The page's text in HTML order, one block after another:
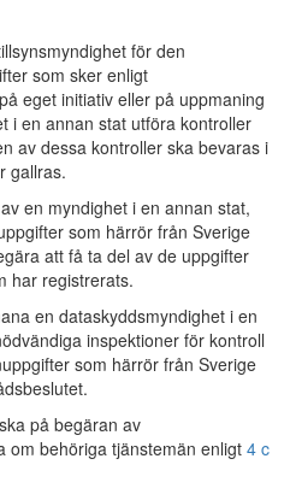
för den
som sker enligt
eget initiativ eller på uppmaning
i en annan stat utföra kontroller
av dessa kontroller ska bevaras i
gallras.
en myndighet i en annan stat,
som härrör från Sverige
att få ta del av de uppgifter
har registrerats.
en dataskyddsmyndighet i en
inspektioner för kontroll
som härrör från Sverige
på begäran av
om behöriga tjänstemän enligt 4 c